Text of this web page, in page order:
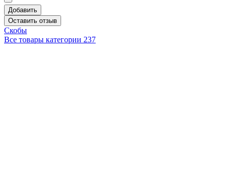
Добавить
Оставить отзыв
Скобы
Все товары категории 237